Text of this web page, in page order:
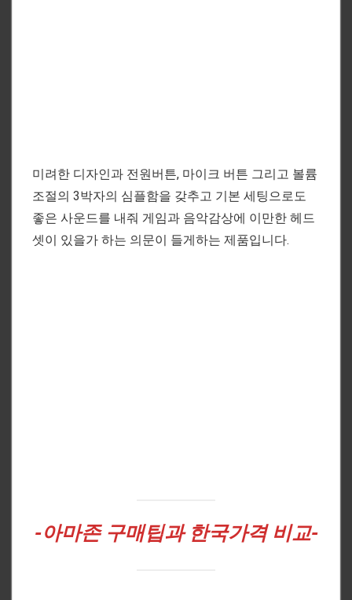
미려한 디자인과 전원버튼, 마이크 버튼 그리고 볼륨
조절의 3박자의 심플함을 갖추고 기본 세팅으로도
좋은 사운드를 내줘 게임과 음악감상에 이만한 헤드
셋이 있을가 하는 의문이 들게하는 제품입니다.
-아마존 구매팁과 한국가격 비교-